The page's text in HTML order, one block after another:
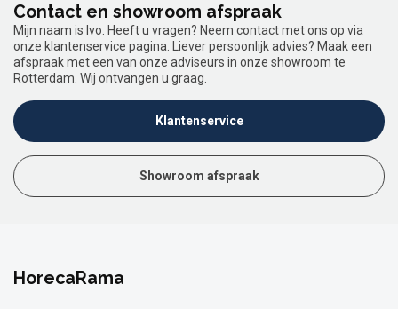
Contact en showroom afspraak
Mijn naam is Ivo. Heeft u vragen? Neem contact met ons op via
onze klantenservice pagina. Liever persoonlijk advies? Maak een
afspraak met een van onze adviseurs in onze showroom te
Rotterdam. Wij ontvangen u graag.
Klantenservice
Showroom afspraak
HorecaRama